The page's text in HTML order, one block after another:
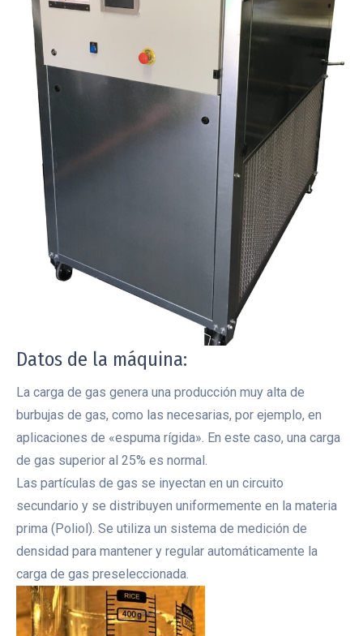
Datos de la máquina:
La carga de gas genera una producción muy alta de
burbujas de gas, como las necesarias, por ejemplo, en
aplicaciones de «espuma rígida». En este caso, una carga
de gas superior al 25% es normal.
Las partículas de gas se inyectan en un circuito
secundario y se distribuyen uniformemente en la materia
prima (Poliol). Se utiliza un sistema de medición de
densidad para mantener y regular automáticamente la
carga de gas preseleccionada.